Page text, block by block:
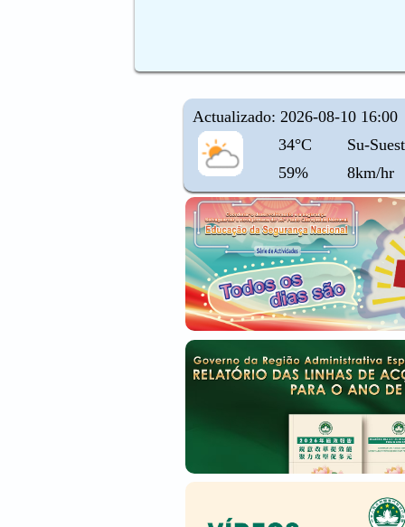
Actualizado: 2026-08-10 16:00
34°C
Su-
59%
8km/hr